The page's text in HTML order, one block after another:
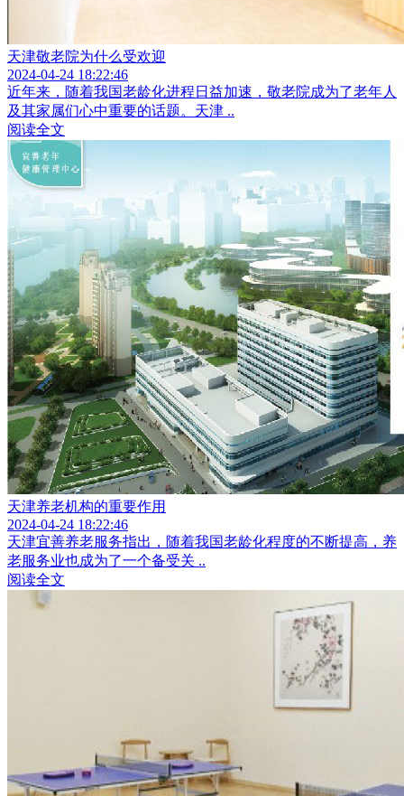
天津敬老院为什么受欢迎
2024-04-24 18:22:46
近年来，随着我国老龄化进程日益加速，敬老院成为了老年人
及其家属们心中重要的话题。天津 ..
阅读全文
天津养老机构的重要作用
2024-04-24 18:22:46
天津宜善养老服务指出，随着我国老龄化程度的不断提高，养
老服务业也成为了一个备受关 ..
阅读全文